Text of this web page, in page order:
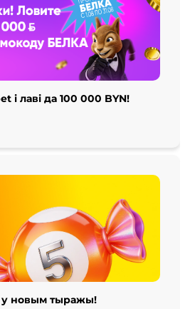
і лаві да 100 000 BYN!
новым тыражы!